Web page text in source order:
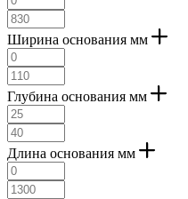
Ширина основания мм
Глубина основания мм
Длина основания мм